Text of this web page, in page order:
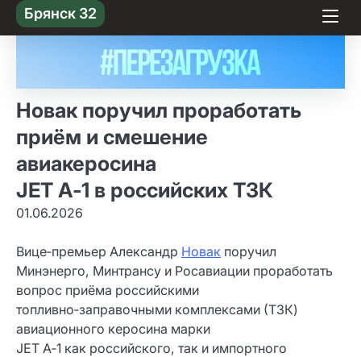
Skip
to content
Брянск 32
Новак поручил проработать
приём и смешение
авиакеросина
JET A‑1 в российских ТЗК
01.06.2026
Вице‑премьер Александр Новак поручил
Минэнерго, Минтрансу и Росавиации проработать
вопрос приёма российскими
топливно‑заправочными комплексами (ТЗК)
авиационного керосина марки
JET A‑1 как российского, так и импортного